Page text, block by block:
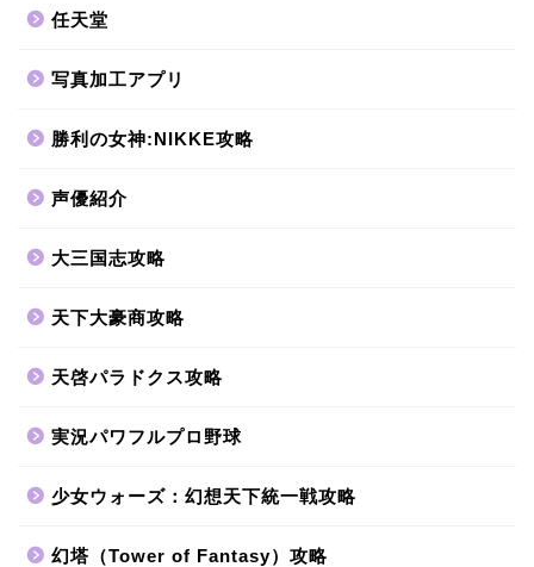
任天堂
写真加工アプリ
勝利の女神:NIKKE攻略
声優紹介
大三国志攻略
天下大豪商攻略
天啓パラドクス攻略
実況パワフルプロ野球
少女ウォーズ：幻想天下統一戦攻略
幻塔（Tower of Fantasy）攻略